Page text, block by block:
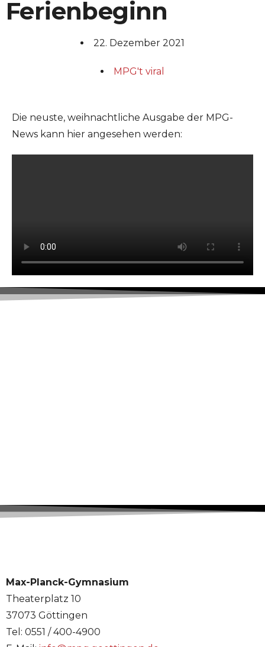
Ferienbeginn
22. Dezember 2021
MPG't viral
Die neuste, weihnachtliche Ausgabe der MPG-
News kann hier angesehen werden:
Max-Planck-Gymnasium
Theaterplatz 10
37073 Göttingen
Tel: 0551 / 400-4900